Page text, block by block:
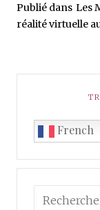
Publié dans Les
réalité virtuelle
French